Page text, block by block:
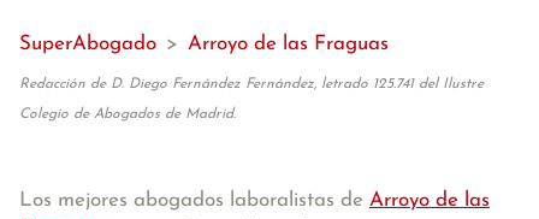
SuperAbogado > Arroyo de las Fraguas
Redacción de D. Diego Fernández Fernández, letrado 125.741 del Ilustre
Colegio de Abogados de Madrid.
Los mejores abogados laboralistas de Arroyo de las